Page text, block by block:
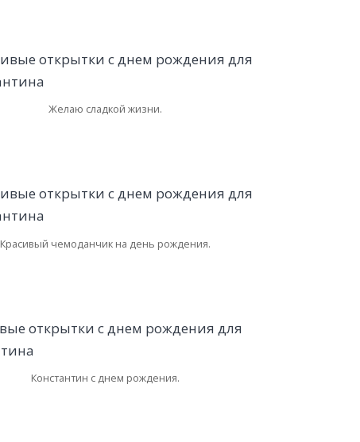
Желаю сладкой жизни.
Красивый чемоданчик на день рождения.
Константин с днем рождения.